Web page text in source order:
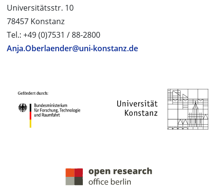
Universitätsstr. 10
78457 Konstanz
Tel.: +49 (0)7531 / 88-2800
Anja.Oberlaender@uni-konstanz.de